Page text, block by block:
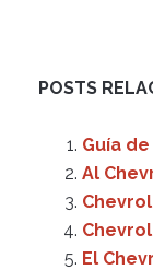
POSTS
Guía
Al
El